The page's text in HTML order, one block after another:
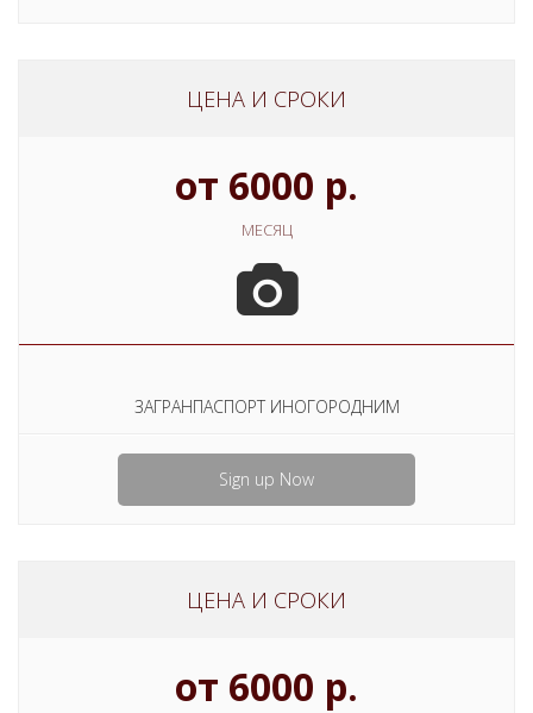
ЦЕНА И СРОКИ
от 6000 р.
МЕСЯЦ
ЗАГРАНПАСПОРТ ИНОГОРОДНИМ
Sign up Now
ЦЕНА И СРОКИ
от 6000 р.